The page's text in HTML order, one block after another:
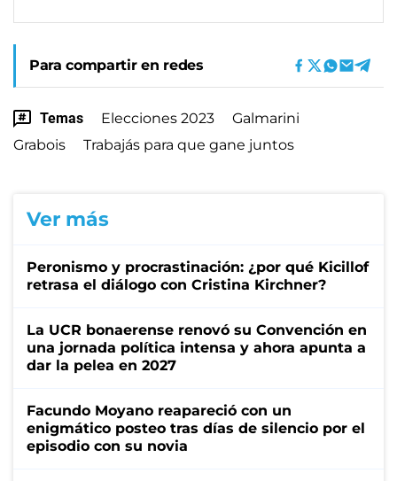
Para compartir en redes
Temas Elecciones 2023
Galmarini
Grabois
Trabajás para que gane juntos
Ver más
Peronismo y procrastinación: ¿por qué Kicillof
retrasa el diálogo con Cristina Kirchner?
La UCR bonaerense renovó su Convención en
una jornada política intensa y ahora apunta a
dar la pelea en 2027
Facundo Moyano reapareció con un
enigmático posteo tras días de silencio por el
episodio con su novia